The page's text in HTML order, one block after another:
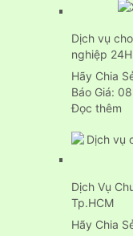
vụ
gói
Dịch vụ
nghiệp 24H
Hãy Chia
Báo Giá:
Đọc thêm:
vụ
xe
Dịch Vụ
Tp.HCM
Hãy Chia